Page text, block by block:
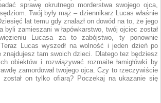
sprawę okrutnego morderstwa swojego ojca,
Twój były mąż – dziennikarz Lucas właśnie
lat temu gdy znalazł on dowód na to, że jego
byli zamieszani w łapówkarstwo, twój ojciec został
Lucasa za to zabójstwo, ty ponownie
Lucas wyszedł na wolność i jeden dzień po
znajdujesz tam swoich dzieci. Dlatego tez będziesz
obiektów i rozwiązywać rozmaite łamigłówki by
zamordował twojego ojca. Czy to rzeczywiście
został on tylko ofiarą? Poczekaj na ukazanie się